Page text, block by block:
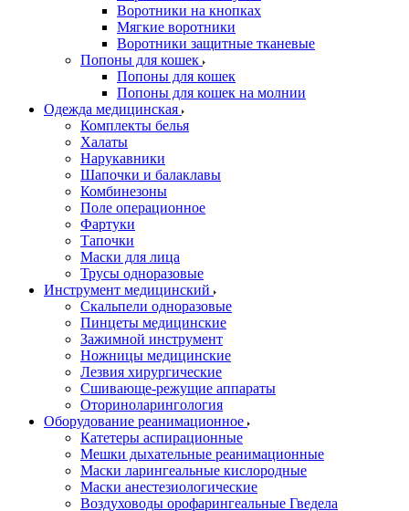
Воротники на кнопках
Мягкие воротники
Воротники защитные тканевые
Попоны для кошек
Попоны для кошек
Попоны для кошек на молнии
Одежда медицинская
Комплекты белья
Халаты
Нарукавники
Шапочки и балаклавы
Комбинезоны
Поле операционное
Фартуки
Тапочки
Маски для лица
Трусы одноразовые
Инструмент медицинский
Скальпели одноразовые
Пинцеты медицинские
Зажимной инструмент
Ножницы медицинские
Лезвия хирургические
Сшивающе-режущие аппараты
Оториноларингология
Оборудование реанимационное
Катетеры аспирационные
Мешки дыхательные реанимационные
Маски ларингеальные кислородные
Маски анестезиологические
Воздуховоды орофарингеальные Гведела